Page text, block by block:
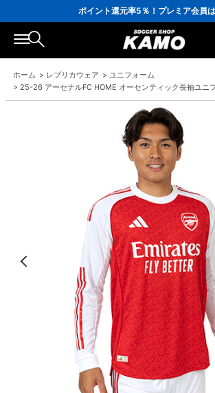
ポイント還元率5％！プレミア会員
会員の方にはお誕生月に「10％OFFクーポン
16,000円(税込)以上でシューズケースプ
3,300円(税込)以上で送料無料！
ホーム > レプリカウェア > ユニフォーム
> 25-26 アーセナルFC HOME オーセンティック長袖ユニ